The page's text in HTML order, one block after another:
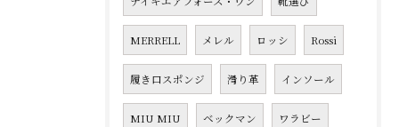
MERRELL メレル ロッシ Rossi
履き口スポンジ 滑り革 インソール
MIU MIU ベックマン ワラビー